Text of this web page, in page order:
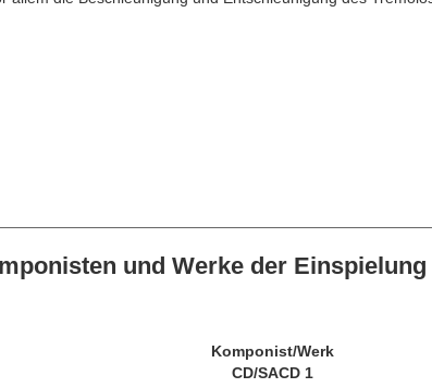
und Werke der Einspielung
Komponist/Werk
CD/SACD 1